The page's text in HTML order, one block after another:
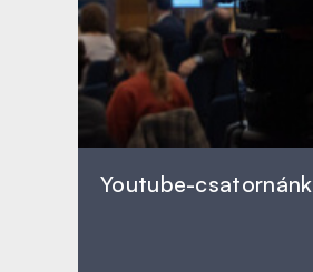
Youtube-csatornánk